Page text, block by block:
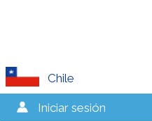
Chile
Iniciar sesión